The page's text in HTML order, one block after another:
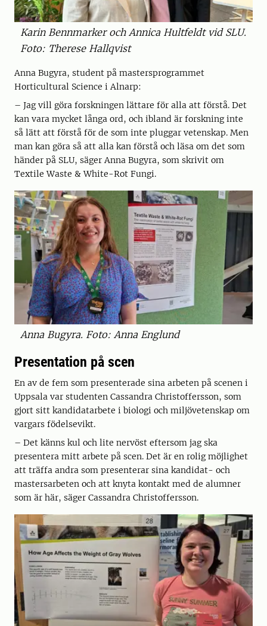
Karin Bennmarker och Annica Hultfeldt vid SLU.
Foto: Therese Hallqvist
Anna Bugyra, student på mastersprogrammet
Horticultural Science i Alnarp:
– Jag vill göra forskningen lättare för alla att förstå. Det
kan vara mycket långa ord, och ibland är forskning inte
så lätt att förstå för de som inte pluggar vetenskap. Men
man kan göra så att alla kan förstå och läsa om det som
händer på SLU, säger Anna Bugyra, som skrivit om
Textile Waste & White-Rot Fungi.
Anna Bugyra. Foto: Anna Englund
Presentation på scen
En av de fem som presenterade sina arbeten på scenen i
Uppsala var studenten Cassandra Christoffersson, som
gjort sitt kandidatarbete i biologi och miljövetenskap om
vargars födelsevikt.
– Det känns kul och lite nervöst eftersom jag ska
presentera mitt arbete på scen. Det är en rolig möjlighet
att träffa andra som presenterar sina kandidat- och
mastersarbeten och att knyta kontakt med de alumner
som är här, säger Cassandra Christoffersson.